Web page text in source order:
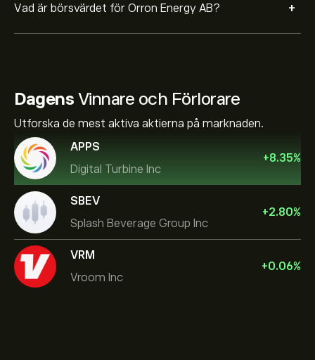
Vad är börsvärdet för Orron Energy AB? +
Dagens Vinnare och Förlorare
Utforska de mest aktiva aktierna på marknaden.
APPS
Digital Turbine Inc
+8.35%
SBEV
Splash Beverage Group Inc
+2.80%
VRM
Vroom Inc
+0.06%